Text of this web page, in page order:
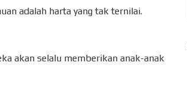
adalah harta yang tak ternilai.
akan selalu memberikan anak-anak